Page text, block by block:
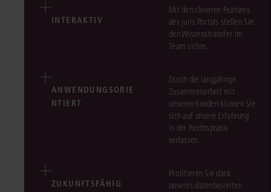
INTERAKTIV
Mit den cleveren Features
des juris Portals stellen Sie
den Wissenstransfer im
Team sicher.
ANWENDUNGSORIE
NTIERT
Durch die langjährige
Zusammenarbeit mit
unseren Kunden können Sie
sich auf unsere Erfahrung
in der Rechtspraxis
verlassen.
ZUKUNFTSFÄHIG
Profitieren Sie dank
unseres datenbasierten